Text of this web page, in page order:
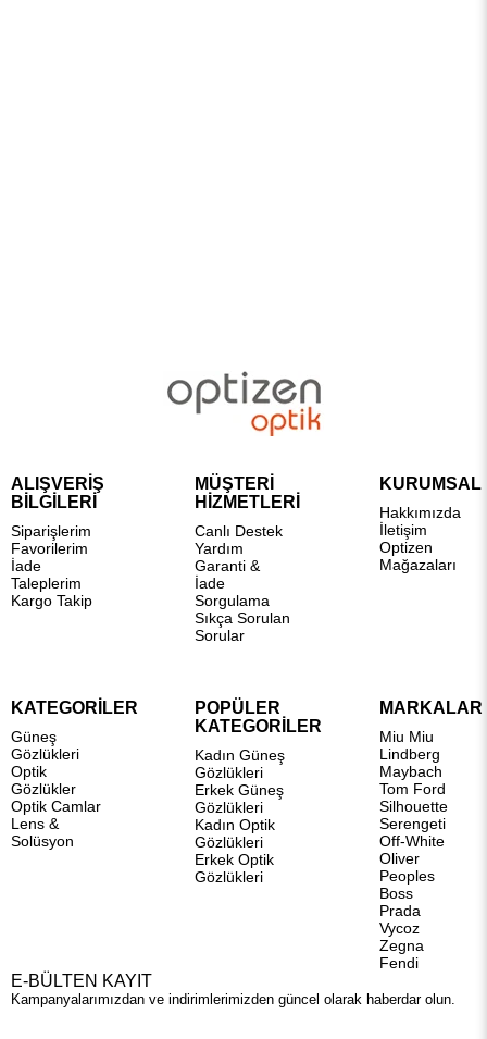
ALIŞVERİŞ
BİLGİLERİ
Siparişlerim
Favorilerim
İade
Taleplerim
Kargo Takip
MÜŞTERİ
HİZMETLERİ
Canlı Destek
Yardım
Garanti &
İade
Sorgulama
Sıkça Sorulan
Sorular
KURUMSAL
Hakkımızda
İletişim
Optizen
Mağazaları
KATEGORİLER
Güneş
Gözlükleri
Optik
Gözlükler
Optik Camlar
Lens &
Solüsyon
POPÜLER
KATEGORİLER
Kadın Güneş
Gözlükleri
Erkek Güneş
Gözlükleri
Kadın Optik
Gözlükleri
Erkek Optik
Gözlükleri
MARKALAR
Miu Miu
Lindberg
Maybach
Tom Ford
Silhouette
Serengeti
Off-White
Oliver
Peoples
Boss
Prada
Vycoz
Zegna
Fendi
E-BÜLTEN KAYIT
Kampanyalarımızdan ve indirimlerimizden güncel olarak haberdar olun.